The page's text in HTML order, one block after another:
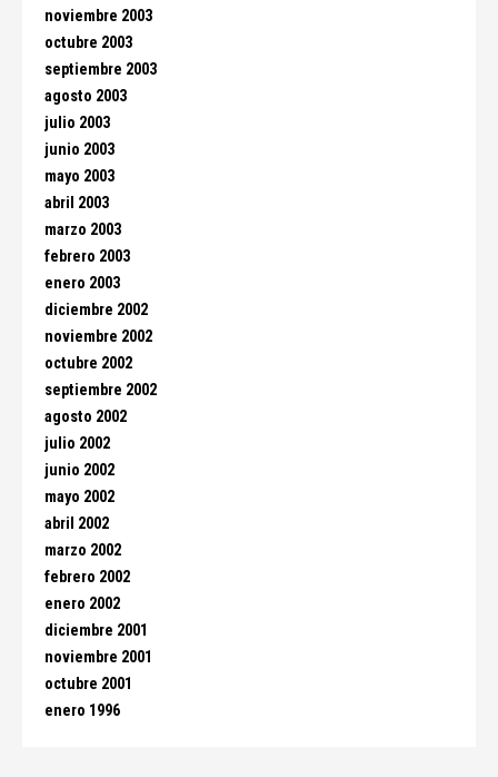
noviembre 2003
octubre 2003
septiembre 2003
agosto 2003
julio 2003
junio 2003
mayo 2003
abril 2003
marzo 2003
febrero 2003
enero 2003
diciembre 2002
noviembre 2002
octubre 2002
septiembre 2002
agosto 2002
julio 2002
junio 2002
mayo 2002
abril 2002
marzo 2002
febrero 2002
enero 2002
diciembre 2001
noviembre 2001
octubre 2001
enero 1996